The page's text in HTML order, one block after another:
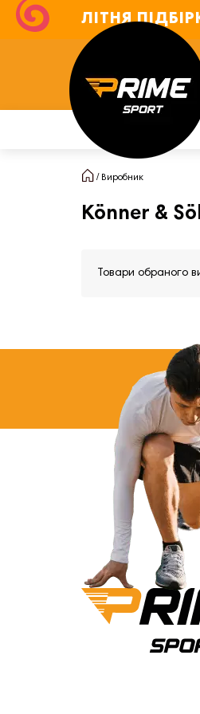
ЛІТНЯ
Виробник
Könner &
Товари обраного